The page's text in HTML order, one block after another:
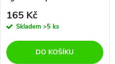
štikozubců z opravdu velmi
kvalitních komponentů.
165 Kč
Skladem >5 ks
DO KOŠÍKU